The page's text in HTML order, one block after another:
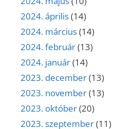
2024. április(14)
2024. március(14)
2024. február(13)
2024. január(14)
2023. december(13)
2023. november(13)
2023. október(20)
2023. szeptember(11)